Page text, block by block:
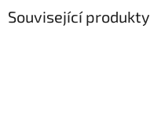
Související produkty